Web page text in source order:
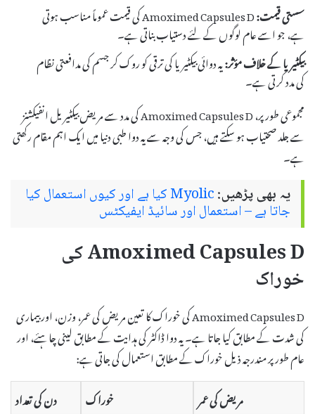
سستی قیمت:
Amoximed Capsules D کی قیمت عموماً مناسب ہوتی
ہے، جو اسے عام لوگوں کے لئے دستیاب بناتی ہے۔
بیکٹیریا کے خلاف مؤثر:یہ دوائی بیکٹیریا کی ترقی کو روک کر جسم کی مدافعتی نظام
کی مدد کرتی ہے۔
مجموعی طور پر، Amoximed Capsules D کی مدد سے مریض بیکٹیریل انفیکشنز
سے جلد صحتیاب ہو سکتے ہیں، جس کی وجہ سے یہ دوا طبی دنیا میں ایک اہم مقام رکھتی
ہے۔
یہ بھی پڑھیں: Myolic کیا ہے اور کیوں استعمال کیا
جاتا ہے – استعمال اور سائیڈ ایفیکٹس
Amoximed Capsules D کی
خوراک
Amoximed Capsules D کی خوراک کا تعین مریض کی عمر، وزن، اور بیماری
کی شدت کے مطابق کیا جاتا ہے۔ یہ دوا ڈاکٹر کی ہدایت کے مطابق لینی چاہئے، اور
عام طور پر مندرجہ ذیل خوراک کے مطابق استعمال کی جاتی ہے:
مریض کی عمر
خوراک
دن کی تعداد